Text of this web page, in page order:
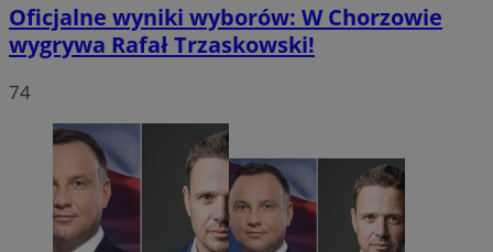
Oficjalne wyniki wyborów: W Chorzowie
wygrywa Rafał Trzaskowski!
74